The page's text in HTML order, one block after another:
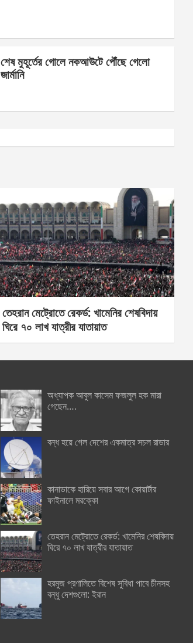
শেষ মুহূর্তের গোলে নকআউটে পৌঁছে গেলো
জার্মানি
তেহরান মেট্রোতে রেকর্ড: খামেনির শেষবিদায়
ঘিরে ৭০ লাখ যাত্রীর যাতায়াত
অধ্যাপক আবুল কাসেম ফজলুল হক মারা
গেছেন….
বন্ধ হয়ে গেল দেশের একমাত্র সচল রাডার
কানাডাকে হারিয়ে সবার আগে কোয়ার্টার
ফাইনালে মরক্কো
তেহরান মেট্রোতে রেকর্ড: খামেনির শেষবিদায়
ঘিরে ৭০ লাখ যাত্রীর যাতায়াত
হরমুজ প্রণালিতে বিশেষ সুবিধা পাবে চীনসহ
বন্ধু দেশগুলো: ইরান